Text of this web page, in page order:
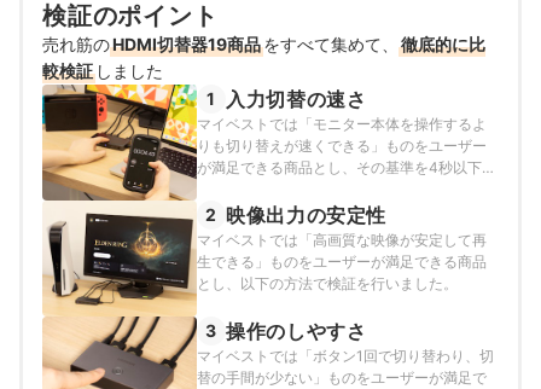
検証のポイント
売れ筋のHDMI切替器19商品をすべて集めて、
徹底的に比
較検証 しました
1
入力切替の速さ
マイベストでは「モニター本体を操作するよ
りも切り替えが速くできる」ものをユーザー
が満足できる商品とし、その基準を4秒以下と
2 映像出力の安定性
マイベストでは「高画質な映像が安定して再
生できる」ものをユーザーが満足できる商品
とし、以下の方法で検証を行いました。
3 操作のしやすさ
マイベストでは「ボタン1回で切り替わり、切
替の手間が少ない」ものをユーザーが満足で